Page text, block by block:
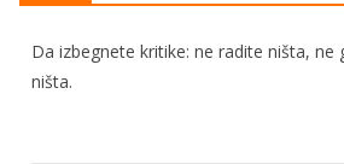
Da izbegnete kritike: ne radite ništa, ne
ništa.